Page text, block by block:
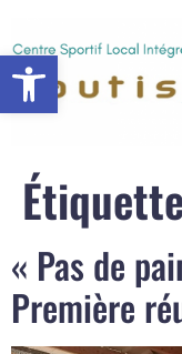
Open toolbar
« Pas de
Première